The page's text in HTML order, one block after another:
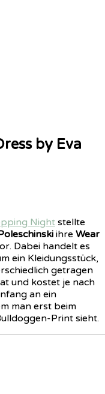
by Eva
Nightstellte
ihre Wear
Dabei handelt es
ein Kleidungsstück,
getragen
und kostet je nach
an ein
man erst beim
Print sieht.